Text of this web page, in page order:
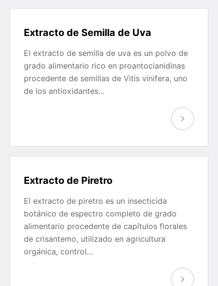
Extracto de Semilla de Uva
El extracto de semilla de uva es un polvo de
grado alimentario rico en proantocianidinas
procedente de semillas de Vitis vinifera, uno
de los antioxidantes…
Extracto de Piretro
El extracto de piretro es un insecticida
botánico de espectro completo de grado
alimentario procedente de capítulos florales
de crisantemo, utilizado en agricultura
orgánica, control…